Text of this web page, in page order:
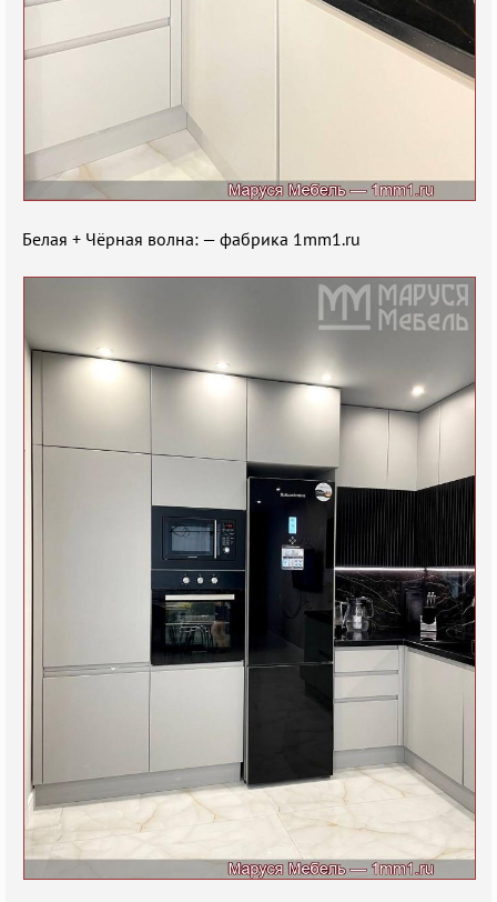
Белая + Чёрная волна: — фабрика 1mm1.ru